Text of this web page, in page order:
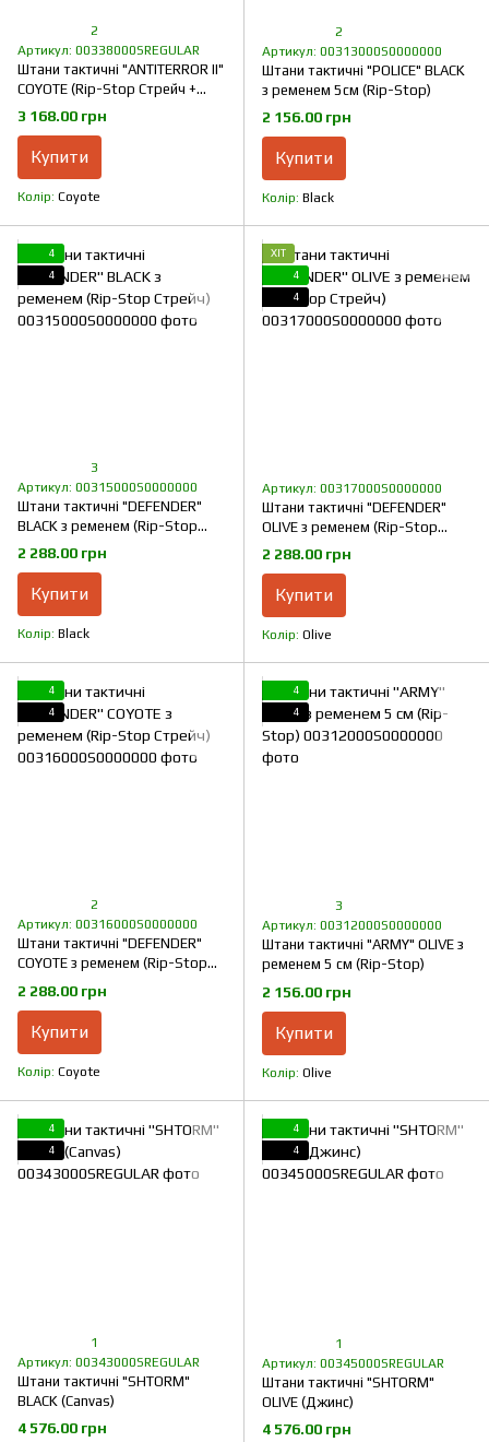
2
Артикул: 00338000SREGULAR
Штани тактичні "ANTITERROR II"
COYOTE (Rip-Stop Стрейч +
Мембрана)
3 168.00 грн
Купити
Колір Coyote
2
Артикул: 00313000S0000000
Штани тактичні "POLICE" BLACK
з ременем 5см (Rip-Stop)
2 156.00 грн
Купити
Колір Black
4
4
3
Артикул: 00315000S0000000
Штани тактичні "DEFENDER"
BLACK з ременем (Rip-Stop
Стрейч)
2 288.00 грн
Купити
Колір Black
ХІТ
4
4
Артикул: 00317000S0000000
Штани тактичні "DEFENDER"
OLIVE з ременем (Rip-Stop
Стрейч)
2 288.00 грн
Купити
Колір Olive
4
4
2
Артикул: 00316000S0000000
Штани тактичні "DEFENDER"
COYOTE з ременем (Rip-Stop
Стрейч)
2 288.00 грн
Купити
Колір Coyote
4
4
3
Артикул: 00312000S0000000
Штани тактичні "ARMY" OLIVE з
ременем 5 см (Rip-Stop)
2 156.00 грн
Купити
Колір Olive
4
4
1
Артикул: 00343000SREGULAR
Штани тактичні "SHTORM"
BLACK (Canvas)
4 576.00 грн
4
4
1
Артикул: 00345000SREGULAR
Штани тактичні "SHTORM"
OLIVE (Джинс)
4 576.00 грн